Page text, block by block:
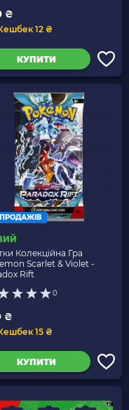
₴
12 ₴
КУПИТИ
Колекційна Гра
Scarlet & Violet -
Rift
0
₴
15 ₴
КУПИТИ